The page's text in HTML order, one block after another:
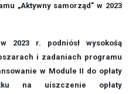
„Aktywny samorząd” w 2023
2023 r. podniósł wysokośą
i zadaniach programu
w Module II do opłaty
na uiszczenie opłaty